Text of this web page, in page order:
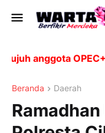
anggota OPEC+,
Beranda Daerah